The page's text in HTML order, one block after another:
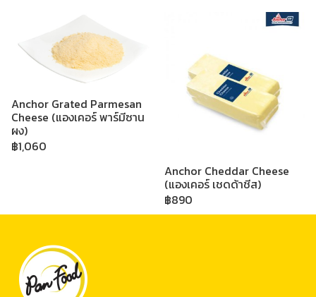
Anchor Grated Parmesan
Cheese (แองเคอร์ พาร์มีซาน
ผง)
฿1,060
Anchor Cheddar Cheese
(แองเคอร์ เชดด้าชีส)
฿890